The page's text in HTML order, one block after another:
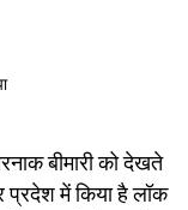
बीमारी को देखते
प्रदेश में किया है लॉक